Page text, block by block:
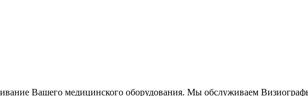
Вашего медицинского оборудования. Мы обслуживаем